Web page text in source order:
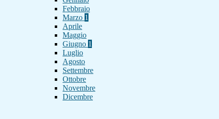
Febbraio
Marzo 1
Aprile
Maggio
Giugno 1
Luglio
Agosto
Settembre
Ottobre
Novembre
Dicembre